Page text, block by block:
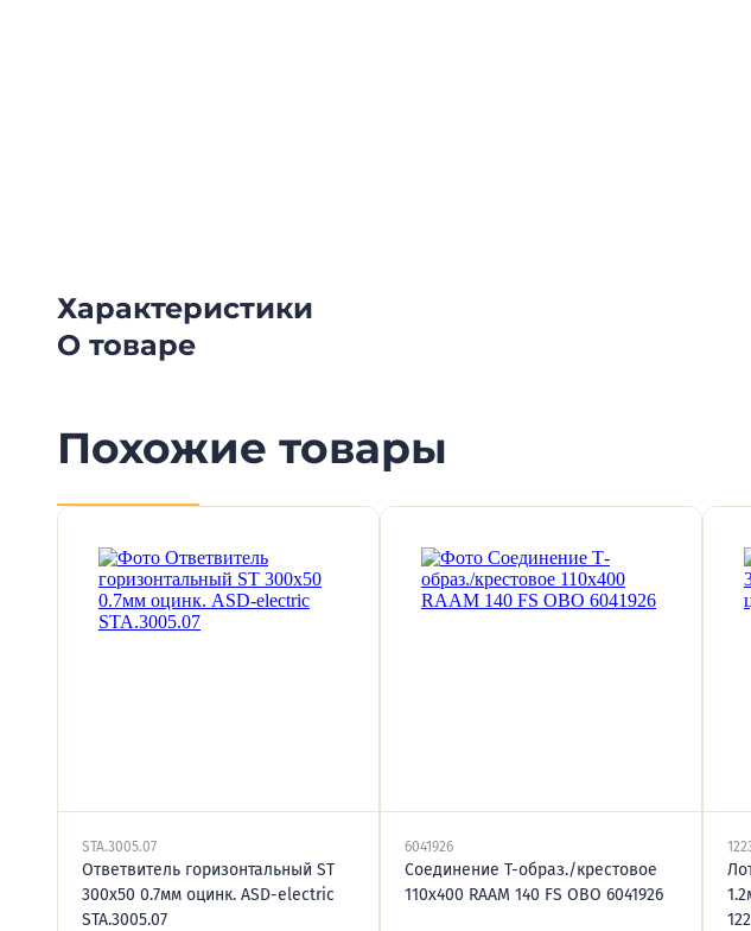
Характеристики
О товаре
Похожие товары
STA.3005.07
Ответвитель горизонтальный ST
300х50 0.7мм оцинк. ASD-electric
STA.3005.07
6041926
Соединение Т-образ./крестовое
110х400 RAAM 140 FS OBO 6041926